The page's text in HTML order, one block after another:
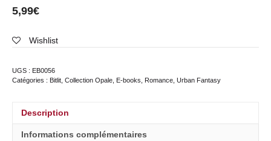
5,99€
Wishlist
UGS : EB0056
Catégories : Bitlit Collection Opale E-books Romance Urban Fantasy
Description
Informations complémentaires